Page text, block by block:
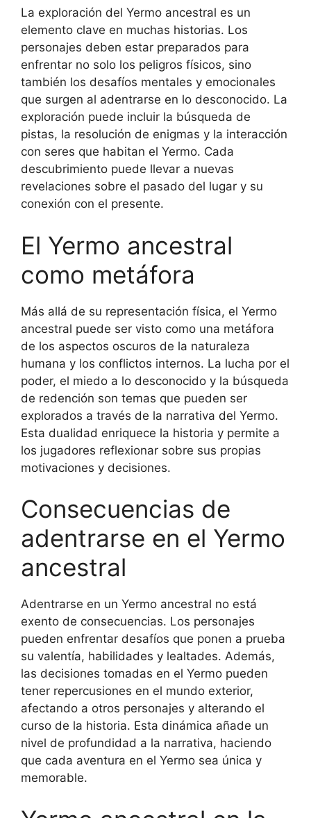
La exploración del Yermo ancestral es un
elemento clave en muchas historias. Los
personajes deben estar preparados para
enfrentar no solo los peligros físicos, sino
también los desafíos mentales y emocionales
que surgen al adentrarse en lo desconocido. La
exploración puede incluir la búsqueda de
pistas, la resolución de enigmas y la interacción
con seres que habitan el Yermo. Cada
descubrimiento puede llevar a nuevas
revelaciones sobre el pasado del lugar y su
conexión con el presente.
El Yermo ancestral
como metáfora
Más allá de su representación física, el Yermo
ancestral puede ser visto como una metáfora
de los aspectos oscuros de la naturaleza
humana y los conflictos internos. La lucha por el
poder, el miedo a lo desconocido y la búsqueda
de redención son temas que pueden ser
explorados a través de la narrativa del Yermo.
Esta dualidad enriquece la historia y permite a
los jugadores reflexionar sobre sus propias
motivaciones y decisiones.
Consecuencias de
adentrarse en el Yermo
ancestral
Adentrarse en un Yermo ancestral no está
exento de consecuencias. Los personajes
pueden enfrentar desafíos que ponen a prueba
su valentía, habilidades y lealtades. Además,
las decisiones tomadas en el Yermo pueden
tener repercusiones en el mundo exterior,
afectando a otros personajes y alterando el
curso de la historia. Esta dinámica añade un
nivel de profundidad a la narrativa, haciendo
que cada aventura en el Yermo sea única y
memorable.